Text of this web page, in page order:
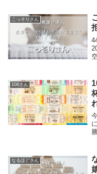
こっそりさん
108さん
なるほどさん